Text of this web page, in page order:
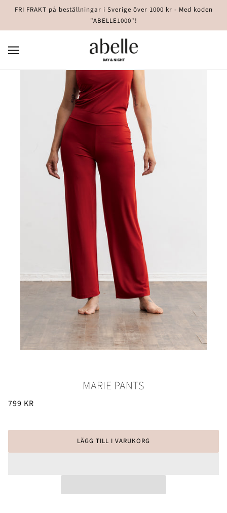
FRI FRAKT på beställningar i Sverige över 1000 kr - Med koden
"ABELLE1000"!
MARIE PANTS
799 KR
LÄGG TILL I VARUKORG